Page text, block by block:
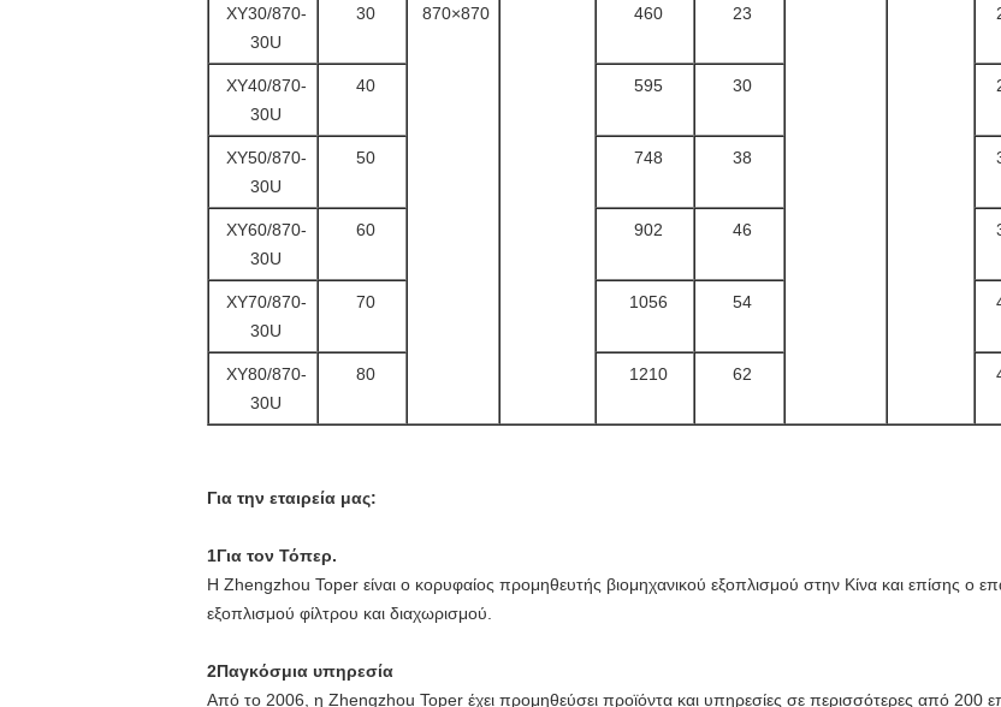
XY30/870-
30U
30 870×870 460 23
XY40/870-
30U
40 595 30
XY50/870-
30U
50 748 38
ΧΥ60/870-
30U
60 902 46
ΧΥ70/870-
30U
70 1056 54
XY80/870-
30U
80 1210 62
Για την εταιρεία μας:
1Για τον Τόπερ.
Η Zhengzhou Toper είναι ο κορυφαίος προμηθευτής βιομηχανικού εξοπλισμού στην Κίνα και επίσης ο
εξοπλισμού φίλτρου και διαχωρισμού.
2Παγκόσμια υπηρεσία
Από το 2006, η Zhengzhou Toper έχει προμηθεύσει προϊόντα και υπηρεσίες σε περισσότερες από 200